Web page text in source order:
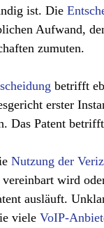
ist. Die
Aufwand,
zumuten.
betrifft
erster
Das Patent
Nutzung der
wird
ausläuft.
viele VoIP-